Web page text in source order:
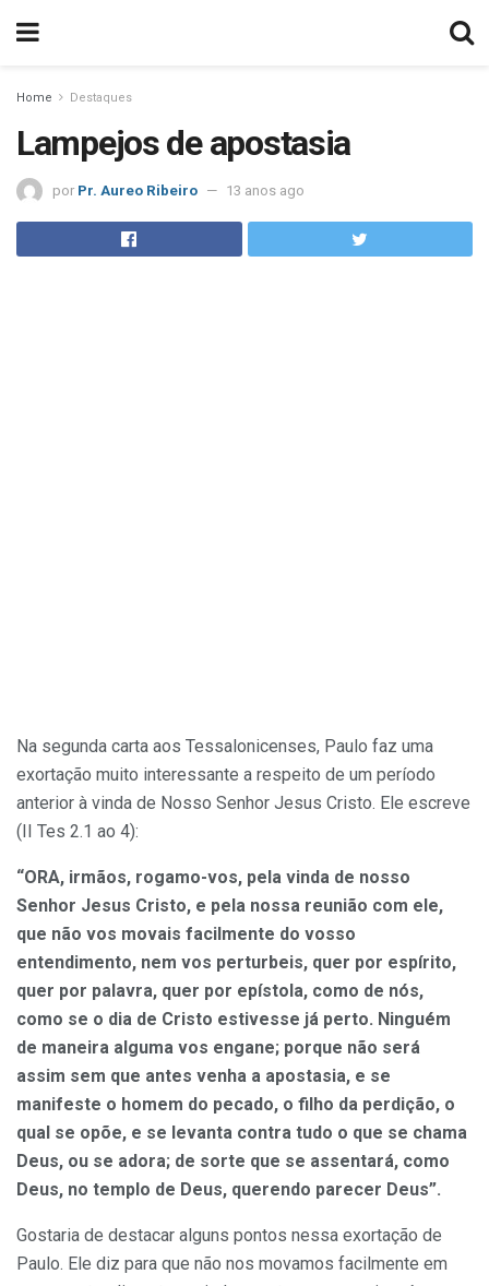
Home Destaques
Lampejos de apostasia
por Pr. Aureo Ribeiro 13 anos ago
Na segunda carta aos Tessalonicenses, Paulo faz uma
exortação muito interessante a respeito de um período
anterior à vinda de Nosso Senhor Jesus Cristo. Ele escreve
(II Tes 2.1 ao 4):
“ORA, irmãos, rogamo-vos, pela vinda de nosso
Senhor Jesus Cristo, e pela nossa reunião com ele,
que não vos movais facilmente do vosso
entendimento, nem vos perturbeis, quer por espírito,
quer por palavra, quer por epístola, como de nós,
como se o dia de Cristo estivesse já perto. Ninguém
de maneira alguma vos engane; porque não será
assim sem que antes venha a apostasia, e se
manifeste o homem do pecado, o filho da perdição, o
qual se opõe, e se levanta contra tudo o que se chama
Deus, ou se adora; de sorte que se assentará, como
Deus, no templo de Deus, querendo parecer Deus”.
Gostaria de destacar alguns pontos nessa exortação de
Paulo. Ele diz para que não nos movamos facilmente em